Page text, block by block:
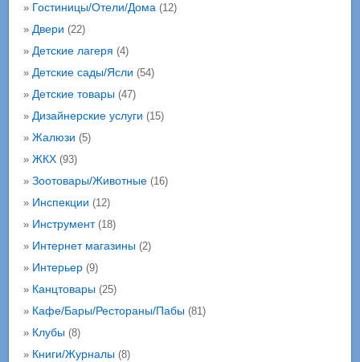
» Гостиницы/Отели/Дома(12)
» Двери (22)
» Детские лагеря (4)
» Детские сады/Ясли (54)
» Детские товары(47)
» Дизайнерские услуги (15)
» Жалюзи (5)
» ЖКХ(93)
» Зоотовары/Животные(16)
» Инспекции (12)
» Инструмент(18)
» Интернет магазины(2)
» Интерьер(9)
» Канцтовары(25)
» Кафе/Бары/Рестораны/Пабы(81)
» Клубы(8)
» Книги/Журналы(8)